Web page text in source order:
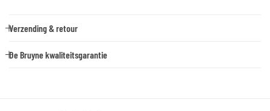
Verzending & retour
De Bruyne kwaliteitsgarantie